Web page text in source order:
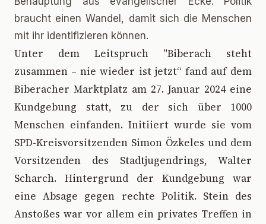
braucht einen Wandel, damit sich die Menschen
mit ihr identifizieren können.
Unter dem Leitspruch "Biberach steht
zusammen – nie wieder ist jetzt“ fand auf dem
Biberacher Marktplatz am 27. Januar 2024 eine
Kundgebung statt, zu der sich über 1000
Menschen einfanden. Initiiert wurde sie vom
SPD-Kreisvorsitzenden Simon Özkeles und dem
Vorsitzenden des Stadtjugendrings, Walter
Scharch. Hintergrund der Kundgebung war
eine Absage gegen rechte Politik. Stein des
Anstoßes war vor allem ein privates Treffen in